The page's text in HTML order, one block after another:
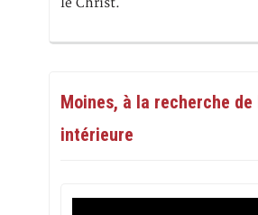
le Christ.
Moines, à la recherche de
intérieure